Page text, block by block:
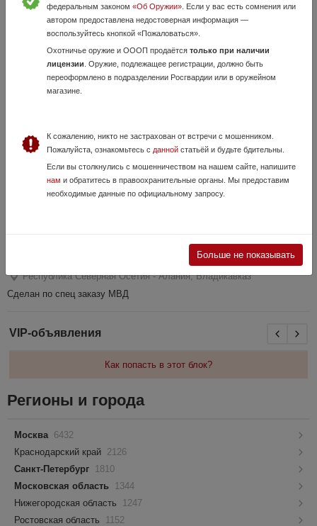
3 Июня, в 09:28
20 000 руб.
Республика Северная Осетия - Алания, Владикавказ
ТТ Лидер калибра 10х32Т, 1944 года. Переоформление по лицензии
Республика Северная Осетия - Алания, Владикавказ
Сделан по спец заказу МВД
федеральным законом «Об Оружии». Если у вас есть сомнения или
автором предоставлена недостоверная информация —
воспользуйтесь кнопкой «Пожаловаться».
Охотничье оружие и ОООП продаётся только при наличии
лицензии . Оружие, подлежащее регистрации, должно быть
переоформлено в подразделении Росгвардии или в оружейном
магазине.
К сожалению, никто не застрахован от встречи с мошенником.
Пожалуйста, ознакомьтесь с даннойстатьёй и будьте бдительны.
Если вы столкнулись с мошенничеством на нашем сайте, напишите
нам и обратитесь в правоохранительные органы. Мы предоставим
необходимые данные по официальному запросу.
Больше не показывать
VIP-объявления
Как попасть в этот блок?
Регионы и города
Москва 6432
Краснодарский край 2126
Санкт-Петербург
1810
Московская область
1344
Нижегородская область
1247
Ростовская область
1152